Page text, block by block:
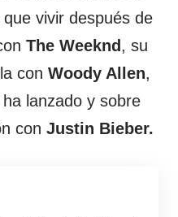
vivir después de
The Weeknd , su
con Woody Allen,
lanzado y sobre
con Justin Bieber.